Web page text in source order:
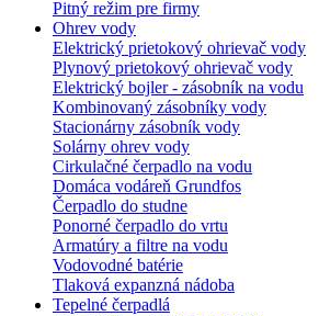
Pitný režim pre firmy
Ohrev vody
Elektrický prietokový ohrievač vody
Plynový prietokový ohrievač vody
Elektrický bojler - zásobník na vodu
Kombinovaný zásobníky vody
Stacionárny zásobník vody
Solárny ohrev vody
Cirkulačné čerpadlo na vodu
Domáca vodáreň Grundfos
Čerpadlo do studne
Ponorné čerpadlo do vrtu
Armatúry a filtre na vodu
Vodovodné batérie
Tlaková expanzná nádoba
Tepelné čerpadlá